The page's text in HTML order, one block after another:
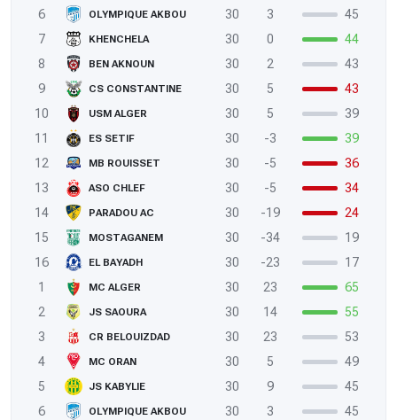
6
OLYMPIQUE AKBOU 30 3
45
7
KHENCHELA 30 0
44
8
BEN AKNOUN 30 2
43
9
CS CONSTANTINE 30 5
43
10
USM ALGER 30 5
39
11
ES SETIF 30 -3
39
12
MB ROUISSET 30 -5
36
13
ASO CHLEF 30 -5
34
14
PARADOU AC 30 -19
24
15
MOSTAGANEM 30 -34
19
16
EL BAYADH 30 -23
17
1
MC ALGER 30 23
65
2
JS SAOURA 30 14
55
3
CR BELOUIZDAD 30 23
53
4
MC ORAN 30 5
49
5
JS KABYLIE 30 9
45
6
OLYMPIQUE AKBOU 30 3
45